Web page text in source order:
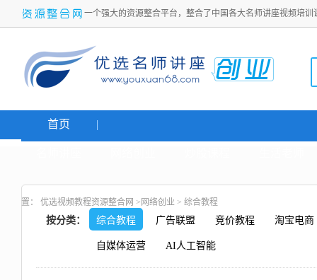
一个强大的资源整合平台，整合了中国各大名师讲座视频培
首页
置： 优选视频教程资源整合网 > 网络创业 > 综合教程
按分类： 综合教程 广告联盟 竞价教程 淘宝电商
自媒体运营 AI人工智能